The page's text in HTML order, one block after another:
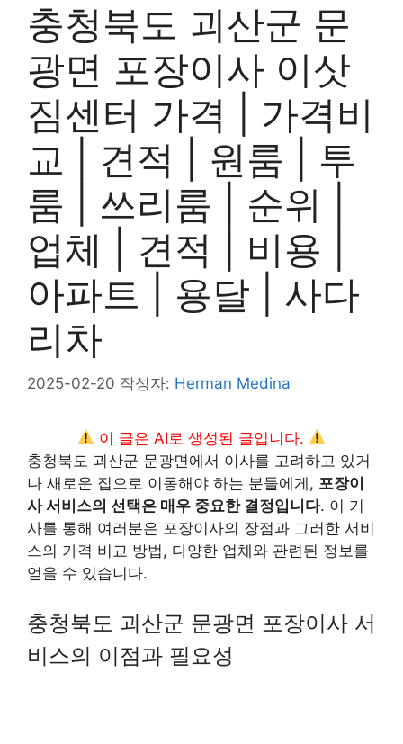
충청북도 괴산군 문
광면 포장이사 이삿
짐센터 가격 | 가격비
교 | 견적 | 원룸 | 투
룸 | 쓰리룸 | 순위 |
업체 | 견적 | 비용 |
아파트 | 용달 | 사다
리차
2025-02-20 작성자: Herman Medina
이 글은 AI로 생성된 글입니다.
충청북도 괴산군 문광면에서 이사를 고려하고 있거
나 새로운 집으로 이동해야 하는 분들에게, 포장이
사 서비스의 선택은 매우 중요한 결정입니다. 이 기
사를 통해 여러분은 포장이사의 장점과 그러한 서비
스의 가격 비교 방법, 다양한 업체와 관련된 정보를
얻을 수 있습니다.
충청북도 괴산군 문광면 포장이사 서
비스의 이점과 필요성